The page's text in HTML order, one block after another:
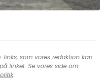
som vores redaktion kan
linket. Se vores side om
.